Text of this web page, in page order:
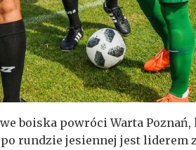
boiska powróci Warta
rundzie jesiennej jest liderem